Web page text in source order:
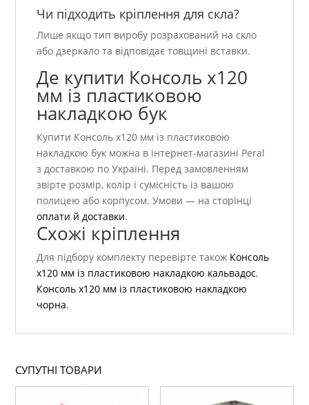
Чи підходить кріплення для скла?
Лише якщо тип виробу розрахований на скло
або дзеркало та відповідає товщині вставки.
Де купити Консоль х120
мм із пластиковою
накладкою бук
Купити Консоль х120 мм із пластиковою
накладкою бук можна в інтернет-магазині Peral
з доставкою по Україні. Перед замовленням
звірте розмір, колір і сумісність із вашою
полицею або корпусом. Умови — на сторінці
оплати й доставки.
Схожі кріплення
Для підбору комплекту перевірте також Консоль
х120 мм із пластиковою накладкою кальвадос,
Консоль х120 мм із пластиковою накладкою
чорна.
СУПУТНІ ТОВАРИ